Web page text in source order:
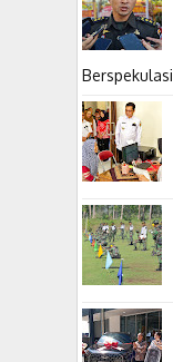
Berspekulasi